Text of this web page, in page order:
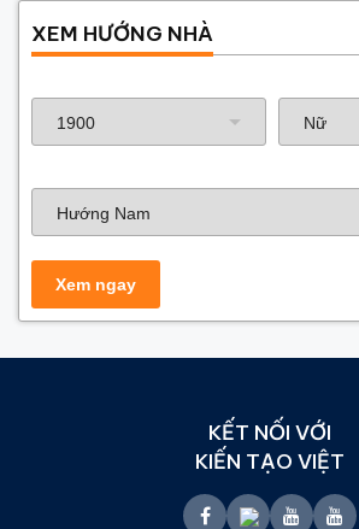
XEM HƯỚNG NHÀ
KẾT NỐI VỚI
KIẾN TẠO VIỆT